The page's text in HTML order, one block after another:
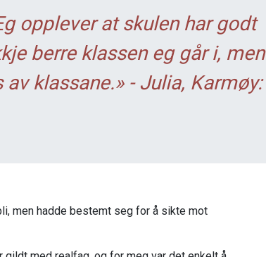
opplever at skulen har godt
berre klassen eg går i, men
av klassane.» - Julia, Karmøy:
men hadde bestemt seg for å sikte mot